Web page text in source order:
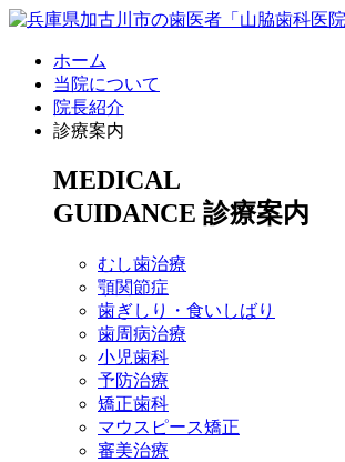
ホーム
当院について
院長紹介
診療案内
MEDICAL
GUIDANCE 診療案内
むし歯治療
顎関節症
歯ぎしり・食いしばり
歯周病治療
小児歯科
予防治療
矯正歯科
マウスピース矯正
審美治療